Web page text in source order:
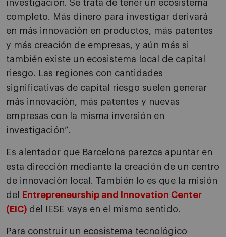
investigación. Se trata de tener un ecosistema
completo. Más dinero para investigar derivará
en más innovación en productos, más patentes
y más creación de empresas, y aún más si
también existe un ecosistema local de capital
riesgo. Las regiones con cantidades
significativas de capital riesgo suelen generar
más innovación, más patentes y nuevas
empresas con la misma inversión en
investigación”.
Es alentador que Barcelona parezca apuntar en
esta dirección mediante la creación de un centro
de innovación local. También lo es que la misión
del
Entrepreneurship and Innovation Center
(EIC) del IESE vaya en el mismo sentido.
Para construir un ecosistema tecnológico